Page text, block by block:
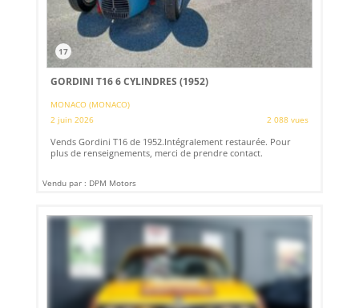
17
GORDINI T16 6 CYLINDRES (1952)
MONACO (MONACO)
2 juin 2026
2 088 vues
Vends Gordini T16 de 1952.Intégralement restaurée. Pour
plus de renseignements, merci de prendre contact.
Vendu par : DPM Motors